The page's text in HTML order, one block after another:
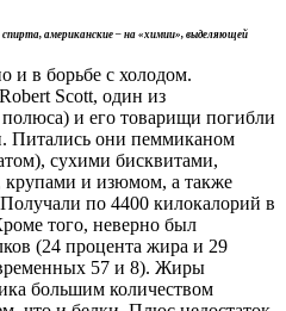
американские – на «химии», выделяющей
и в борьбе с холодом.
Scott, один из
и его товарищи погибли
Питались они пеммиканом
сухими бисквитами,
крупами и изюмом, а также
по 4400 килокалорий в
того, неверно был
(24 процента жира и 29
57 и 8). Жиры
большим количеством